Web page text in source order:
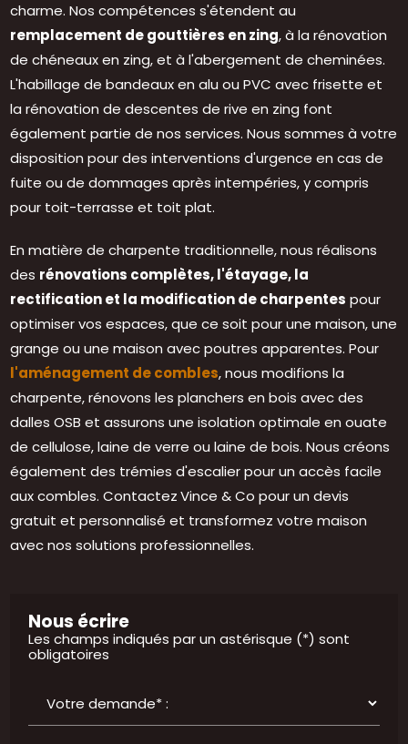
charme. Nos compétences s'étendent au
remplacement de gouttières en zing, à la rénovation
de chéneaux en zing, et à l'abergement de cheminées.
L'habillage de bandeaux en alu ou PVC avec frisette et
la rénovation de descentes de rive en zing font
également partie de nos services. Nous sommes à votre
disposition pour des interventions d'urgence en cas de
fuite ou de dommages après intempéries, y compris
pour toit-terrasse et toit plat.
En matière de charpente traditionnelle, nous réalisons
des rénovations complètes, l'étayage, la
rectification et la modification de charpentes pour
optimiser vos espaces, que ce soit pour une maison, une
grange ou une maison avec poutres apparentes. Pour
l'aménagement de combles, nous modifions la
charpente, rénovons les planchers en bois avec des
dalles OSB et assurons une isolation optimale en ouate
de cellulose, laine de verre ou laine de bois. Nous créons
également des trémies d'escalier pour un accès facile
aux combles. Contactez Vince & Co pour un devis
gratuit et personnalisé et transformez votre maison
avec nos solutions professionnelles.
Nous écrire
Les champs indiqués par un astérisque (*) sont
obligatoires